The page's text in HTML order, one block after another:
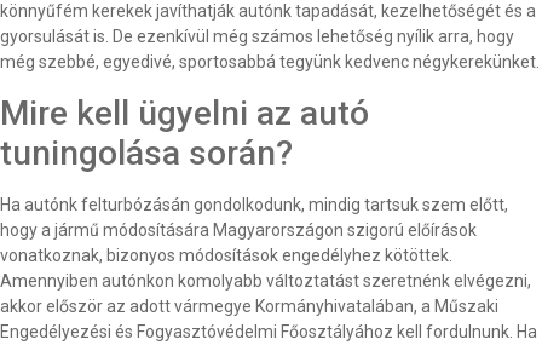
könnyűfém kerekek javíthatják autónk tapadását, kezelhetőségét és a
gyorsulását is. De ezenkívül még számos lehetőség nyílik arra, hogy
még szebbé, egyedivé, sportosabbá tegyünk kedvenc négykerekünket.
Mire kell ügyelni az autó
tuningolása során?
Ha autónk felturbózásán gondolkodunk, mindig tartsuk szem előtt,
hogy a jármű módosítására Magyarországon szigorú előírások
vonatkoznak, bizonyos módosítások engedélyhez kötöttek.
Amennyiben autónkon komolyabb változtatást szeretnénk elvégezni,
akkor először az adott vármegye Kormányhivatalában, a Műszaki
Engedélyezési és Fogyasztóvédelmi Főosztályához kell fordulnunk. Ha